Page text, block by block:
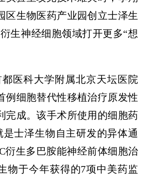
区生物医药产业园创立士泽生
生神经细胞领域打开更多“想
医科大学附属北京天坛医院
例细胞替代性移植治疗原发性
完成。该手术所使用的细胞药
是士泽生物自主研发的异体通
衍生多巴胺能神经前体细胞治
物于今年获得的7项中美药监